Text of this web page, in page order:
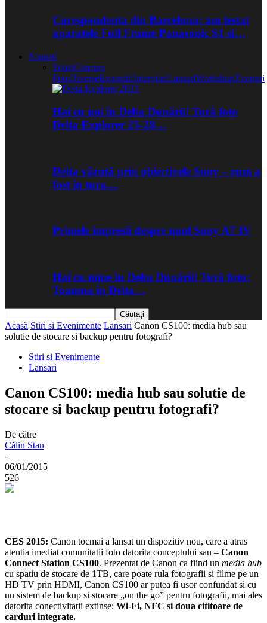
Corespondenta din Barcelona: am testat
aparatele Full Frame Panasonic S1 si…
Noutati
ToateConcurs
FotoDiverseExpozitiiInterviuriLansariWorkshopZvonuri
Hai cu noi în Delta Dunării! Tură foto
Delta Explorer 25-28…
Delta văzută prin obiectivele Sony – cum a
fost în tura…
Primele impresii despre noul Sony A7 IV
Hai cu mine în Delta Dunării! Tură foto:
Toamna în Delta…
Acasă Stiri si Evenimente Lansari Canon CS100: media hub sau
solutie de stocare si backup pentru fotografi?
Stiri si Evenimente
Lansari
Canon CS100: media hub sau solutie de
stocare si backup pentru fotografi?
De către
Călin Stan
-
06/01/2015
526
CES 2015: Canon tocmai a lansat un dispozitiv nou, care a atras
atentia imediat comunitatii foto datorita conceptului sau – Canon
Connect Station CS100. Prezentat de Canon ca fiind un media hub
cu spatiu de stocare de 1TB, care poate rula fotografii si filme pe un
HD TV prin HDMI, Canon CS100 ar putea fi usor confundat si cu
un sistem de backup si stocare „on the go” pentru fotografii, mai ales
datorita conectivitatii extinse: Wi-Fi, NFC si doua cititoare de
carduri integrate.